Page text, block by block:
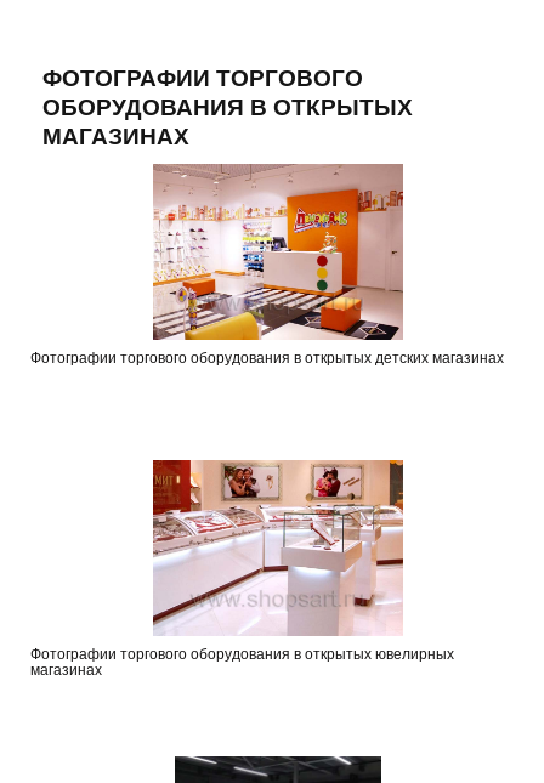
ФОТОГРАФИИ ТОРГОВОГО
ОБОРУДОВАНИЯ В ОТКРЫТЫХ
МАГАЗИНАХ
Фотографии торгового оборудования в открытых детских магазинах
Фотографии торгового оборудования в открытых ювелирных
магазинах